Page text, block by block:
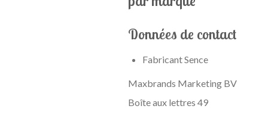
Données de contact
Fabricant Sence
Maxbrands Marketing BV
Boîte aux lettres 49